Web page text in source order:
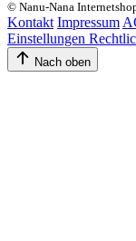
© Nanu-Nana
Kontakt Impressum
Einstellungen
Nach oben